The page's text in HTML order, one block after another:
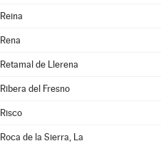
Reina
Rena
Retamal de Llerena
Ribera del Fresno
Risco
Roca de la Sierra, La